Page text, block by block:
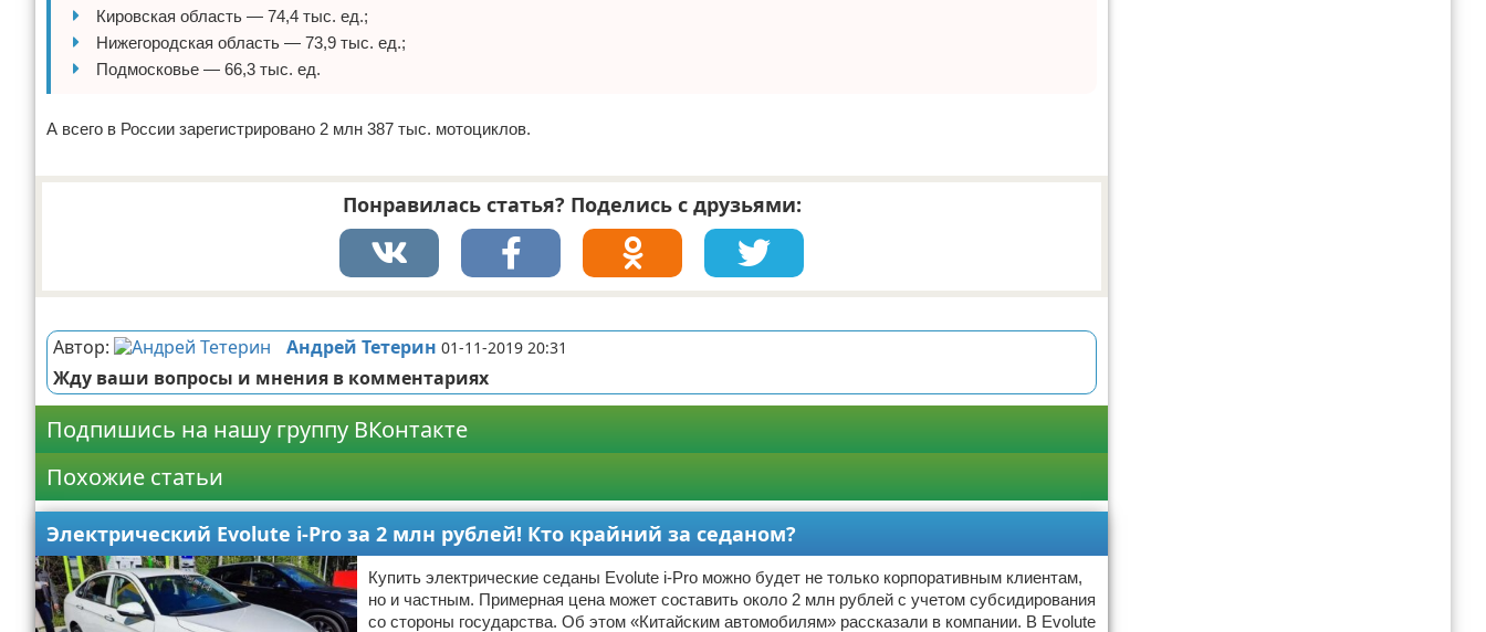
Кировская область — 74,4 тыс. ед.;
Нижегородская область — 73,9 тыс. ед.;
Подмосковье — 66,3 тыс. ед.
А всего в России зарегистрировано 2 млн 387 тыс. мотоциклов.
Понравилась статья? Поделись с друзьями:
Автор: Андрей Тетерин 01-11-2019 20:31
Жду ваши вопросы и мнения в комментариях
Подпишись на нашу группу ВКонтакте
Похожие статьи
Электрический Evolute i-Pro за 2 млн рублей! Кто крайний за седаном?
Купить электрические седаны Evolute i-Pro можно будет не только корпоративным клиентам,
но и частным. Примерная цена может составить около 2 млн рублей с учетом субсидирования
со стороны государства. Об этом «Китайским автомобилям» рассказали в компании. В Evolute